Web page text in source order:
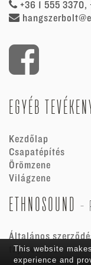
+36 1 555
EGYÉB
Kezdőlap
Csapatépítés
Örömzene
Világzene
ETHNOSOUND -
Általános
tájékoztató
This website
experience and